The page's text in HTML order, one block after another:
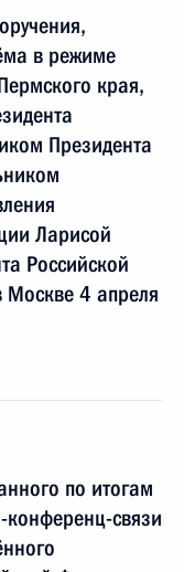
в режиме
края,
Президента
Ларисой
Российской
4 апреля
по итогам
связи